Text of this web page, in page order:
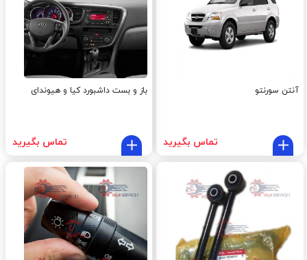
آنتن سورنتو
تماس بگیرید
باز و بست داشبورد کیا و هیوندای
تماس بگیرید